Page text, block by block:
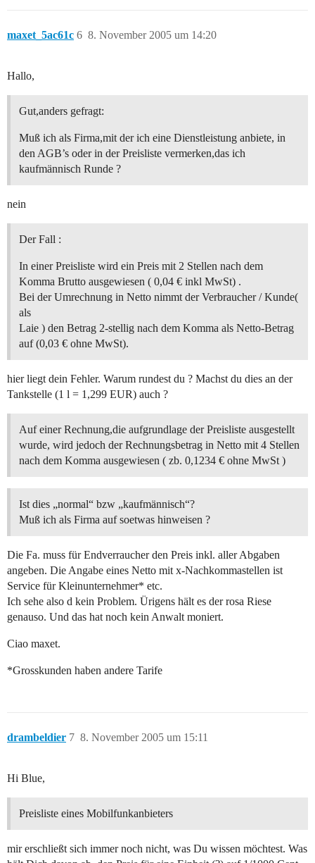
maxet_5ac61c 8. November 2005 um 14:20
6
Hallo,
Gut,anders gefragt:
Muß ich als Firma,mit der ich eine Dienstleistung anbiete, in
den AGB’s oder in der Preisliste vermerken,das ich
kaufmännisch Runde ?
nein
Der Fall :
In einer Preisliste wird ein Preis mit 2 Stellen nach dem
Komma Brutto ausgewiesen ( 0,04 € inkl MwSt) .
Bei der Umrechnung in Netto nimmt der Verbraucher / Kunde(
als
Laie ) den Betrag 2-stellig nach dem Komma als Netto-Betrag
auf (0,03 € ohne MwSt).
hier liegt dein Fehler. Warum rundest du ? Machst du dies an der
Tankstelle (1 l = 1,299 EUR) auch ?
Auf einer Rechnung,die aufgrundlage der Preisliste ausgestellt
wurde, wird jedoch der Rechnungsbetrag in Netto mit 4 Stellen
nach dem Komma ausgewiesen ( zb. 0,1234 € ohne MwSt )
Ist dies „normal“ bzw „kaufmännisch“?
Muß ich als Firma auf soetwas hinweisen ?
Die Fa. muss für Endverraucher den Preis inkl. aller Abgaben
angeben. Die Angabe eines Netto mit x-Nachkommastellen ist
Service für Kleinunternehmer* etc.
Ich sehe also d kein Problem. Ürigens hält es der rosa Riese
genauso. Und das hat noch kein Anwalt moniert.
Ciao maxet.
*Grosskunden haben andere Tarife
drambeldier 8. November 2005 um 15:11
7
Hi Blue,
Preisliste eines Mobilfunkanbieters
mir erschließt sich immer noch nicht, was Du wissen möchtest. Was